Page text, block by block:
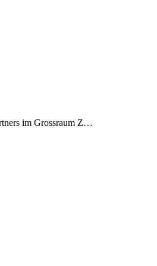
im Grossraum Z…